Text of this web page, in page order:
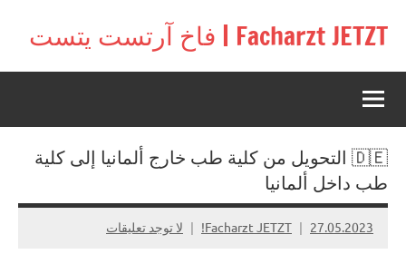
Facharzt JETZT | فاخ آرتست يتست
Free
interactive
community
for
in
Germany,
and
🇩🇪 التحويل من كلية طب خارج ألمانيا إلى كلية
طب داخل ألمانيا
27.05.2023
Facharzt JETZT! لا توجد تعليقات